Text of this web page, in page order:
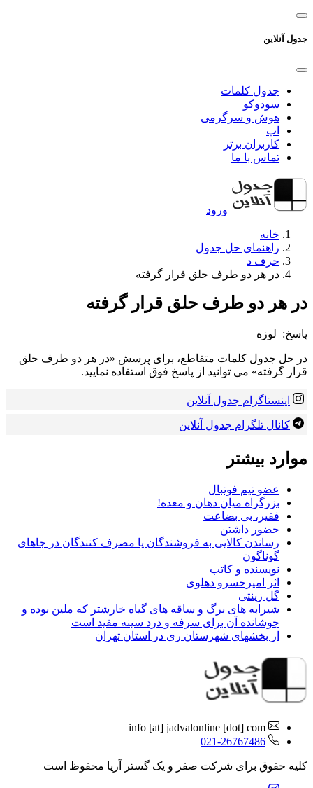
جدول آنلاین
جدول کلمات
سودوکو
هوش و سرگرمی
اپ
کاربران برتر
تماس با ما
ورود
خانه
راهنمای حل جدول
حرف د
در هر دو طرف حلق قرار گرفته
در هر دو طرف حلق قرار گرفته
پاسخ: لوزه
در حل جدول کلمات متقاطع، برای پرسش «در هر دو طرف حلق
قرار گرفته» می توانید از پاسخ فوق استفاده نمایید.
اینستاگرام جدول آنلاین
کانال تلگرام جدول آنلاین
موارد بیشتر
عضو تیم فوتبال
بزرگراه میان دهان و معده!
فقیر، بی بضاعت
حضور داشتن
رساندن كالایی به فروشندگان یا مصرف كنندگان در جاهای
گوناگون
نویسنده و كاتب
اثر امیرخسرو دهلوی
گل زینتی
شیرابه های برگ و ساقه های گیاه خارشتر كه ملین بوده و
جوشانده آن برای سرفه و درد سینه مفید است
از بخشهای شهرستان ری در استان تهران
info [at] jadvalonline [dot] com
021-26767486
کلیه حقوق برای شرکت صفر و یک گستر آریا محفوظ است